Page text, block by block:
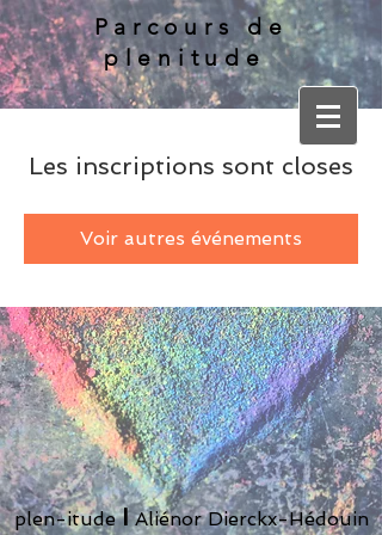
Parcours de
plenitude
Les inscriptions sont closes
Voir autres événements
plen-itudeIAliénor Dierckx-Hédouin